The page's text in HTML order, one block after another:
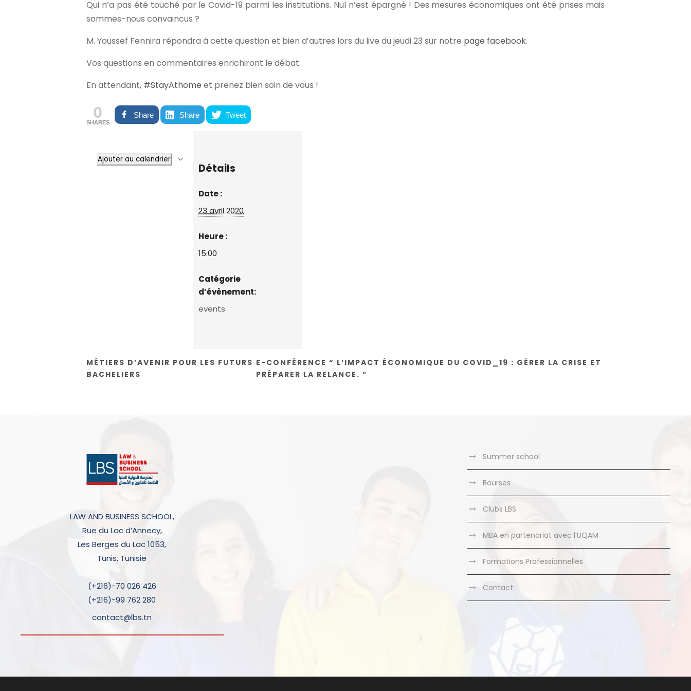
Qui n’a pas été touché par le Covid-19 parmi les institutions. Nul n’est épargné ! Des mesures économiques ont été prises mais
sommes-nous convaincus ?
M. Youssef Fennira répondra à cette question et bien d’autres lors du live du jeudi 23 sur notre page facebook.
Vos questions en commentaires enrichiront le débat.
En attendant, #StayAthome et prenez bien soin de vous !
0
SHARES
Share Share Tweet
Ajouter au calendrier
Détails
Date :
23 avril 2020
Heure :
15:00
Catégorie
d’évènement:
events
MÉTIERS D’AVENIR POUR LES FUTURS
BACHELIERS
E-CONFÉRENCE “ L’IMPACT ÉCONOMIQUE DU COVID_19 : GÉRER LA CRISE ET
PRÉPARER LA RELANCE. ”
LAW AND BUSINESS SCHOOL,
Rue du Lac d’Annecy,
Les Berges du Lac 1053,
Tunis, Tunisie
(+216)-70 026 426
(+216)-99 762 280
contact@lbs.tn
Summer school
Bourses
Clubs LBS
MBA en partenariat avec l’UQAM
Formations Professionnelles
Contact